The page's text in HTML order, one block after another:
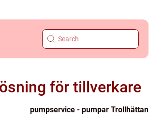
för tillverkare
pumpservice - pumpar Trollhättan